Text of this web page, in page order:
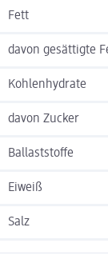
Fett
davon gesättigte
Kohlenhydrate
davon Zucker
Ballaststoffe
Eiweiß
Salz